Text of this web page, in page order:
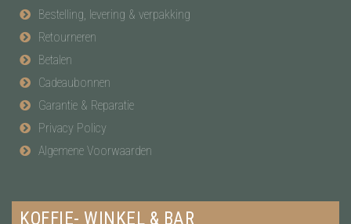
Bestelling, levering & verpakking
Retourneren
Betalen
Cadeaubonnen
Garantie & Reparatie
Privacy Policy
Algemene Voorwaarden
KOFFIE- WINKEL & BAR